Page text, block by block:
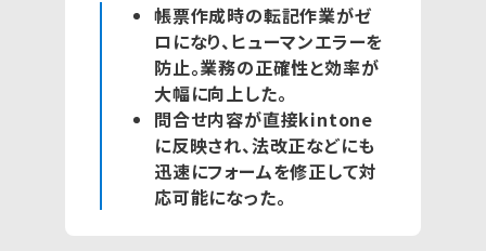
帳票作成時の転記作業がゼ
ロになり、ヒューマンエラーを
防止。業務の正確性と効率が
大幅に向上した。
問合せ内容が直接kintone
に反映され、法改正などにも
迅速にフォームを修正して対
応可能になった。